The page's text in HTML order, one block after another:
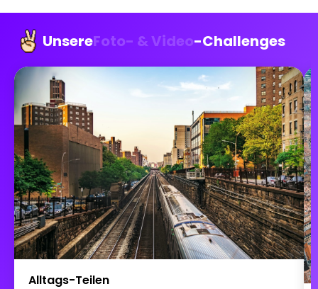
UnsereFoto- & Video-Challenges
Alltags-Teilen